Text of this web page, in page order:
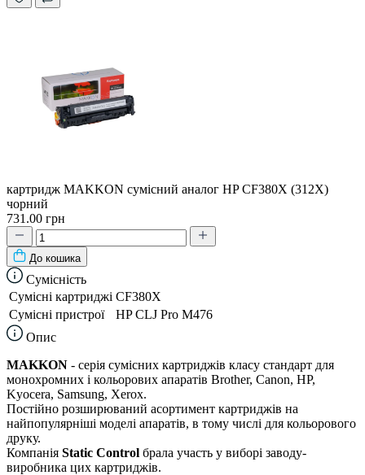
картридж MAKKON сумісний аналог HP CF380X (312X)
чорний
731.00 грн
До кошика
Сумісність
Сумісні картриджі CF380X
Сумісні пристрої
HP CLJ Pro M476
Опис
MAKKON - серія сумісних картриджів класу стандарт для
монохромних і кольорових апаратів Brother, Canon, HP,
Kyocera, Samsung, Xerox.
Постійно розширюваний асортимент картриджів на
найпопулярніші моделі апаратів, в тому числі для кольорового
друку.
Компанія Static Control брала участь у виборі заводу-
виробника цих картриджів.